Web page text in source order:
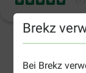
Brekz
Bei Brekz